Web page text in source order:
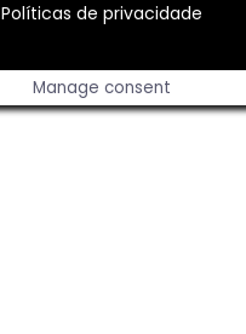
Políticas de privacidade
Manage consent